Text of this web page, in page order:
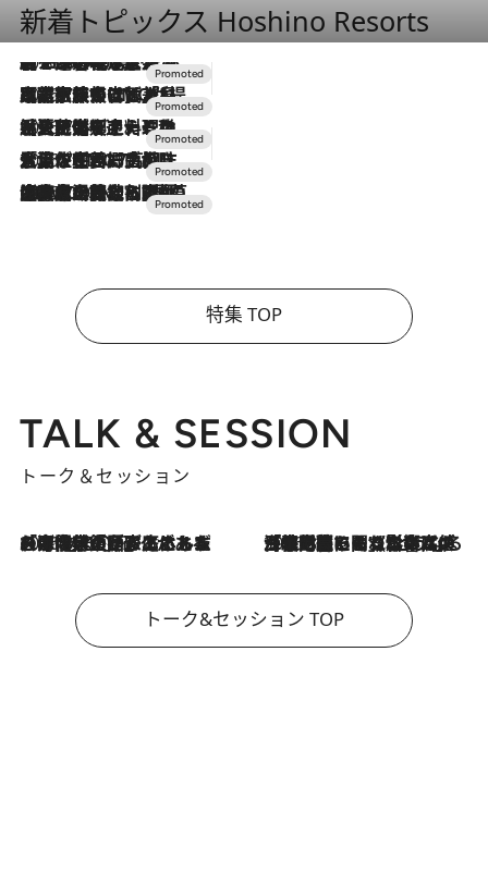
新着トピックス Hoshino Resorts
2026.8.7
【トンボの足水浴】ヒノキの香りに包まれて涼感マックス！約13℃の湧水かけ流しを避暑地「星野温泉 トンボの湯」で体験
2026.7.31
【ホテル帰省】という選択肢をOMOが提案。家族とほどよい距離を保つには「昼は実家、夜は気兼ねなくホテルで！」
2026.7.24
【夏限定ディナーコース】旬を迎える稚鮎や花ズッキーニなどをイタリア・トスカーナの郷土料理の手法で満喫！
2026.7.17
「土佐和ハーブかき氷」がOMO7高知に登場！生姜、山椒、大葉など目にも舌にも涼を呼ぶ郷土の味
2026.7.10
NEW OPEN！【界 草津】名湯の地に誕生。趣の異なる2種の温泉と上州ならではの会席・蕎麦割烹など美食を味わう究極の癒やし旅
特集 TOP
TALK & SESSION
トーク＆セッション
2026.8.3
「今後値上げがあるとすれば…」「リスクがあるのは今年の冬」エネルギー専門家が語る、ホルムズ海峡封鎖が家庭にもたらす“ある心配” 2026.8.3
「住宅建てられない…」「サーチャージ料の高値が続いている」ホルムズ海峡封鎖による影響はいつまで続く？《エネルギー専門家に聞く“どうなる日本の暮らし”》
トーク&セッション TOP